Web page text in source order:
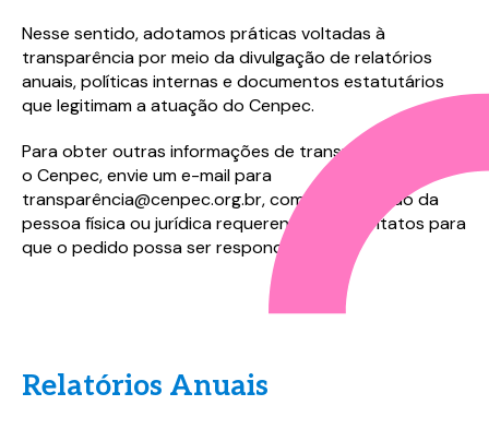
Nesse sentido, adotamos práticas voltadas à
transparência por meio da divulgação de relatórios
anuais, políticas internas e documentos estatutários
que legitimam a atuação do Cenpec.
Para obter outras informações de transparência sobre
o Cenpec, envie um e-mail para
transparência@cenpec.org.br, com identificação da
pessoa física ou jurídica requerente e os contatos para
que o pedido possa ser respondido.
Relatórios Anuais